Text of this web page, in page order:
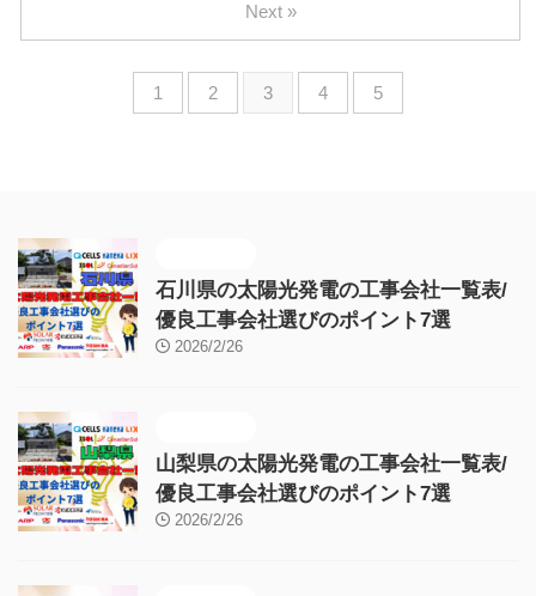
1 2 3 4 5
Next »
石川県の太陽光発電の工事会社一覧表/
優良工事会社選びのポイント7選
2026/2/26
山梨県の太陽光発電の工事会社一覧表/
優良工事会社選びのポイント7選
2026/2/26